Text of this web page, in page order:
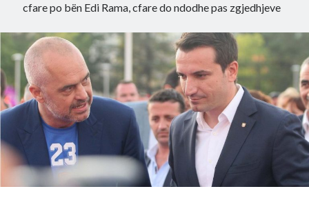
Credit Cards
World
cfare po bën Edi Rama, cfare do ndodhe pas zgjedhjeve